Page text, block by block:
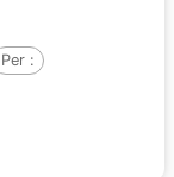
Per :